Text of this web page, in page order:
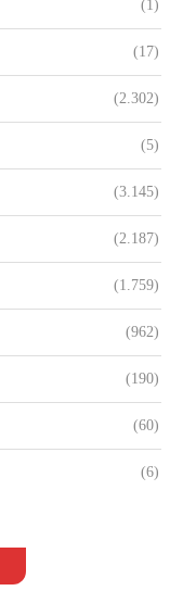
(1)
(17)
(2.302)
(5)
(3.145)
(2.187)
(1.759)
(962)
(190)
(60)
(6)